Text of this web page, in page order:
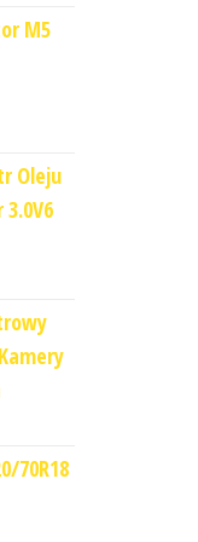
M5
Oleju
70R18